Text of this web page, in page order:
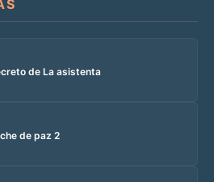
de La asistenta
de paz 2